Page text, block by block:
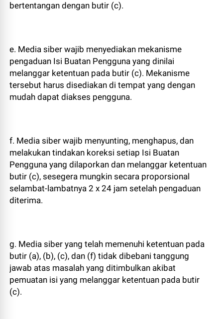
bertentangan dengan butir (c).
e. Media siber wajib menyediakan mekanisme
pengaduan Isi Buatan Pengguna yang dinilai
melanggar ketentuan pada butir (c). Mekanisme
tersebut harus disediakan di tempat yang dengan
mudah dapat diakses pengguna.
f. Media siber wajib menyunting, menghapus, dan
melakukan tindakan koreksi setiap Isi Buatan
Pengguna yang dilaporkan dan melanggar ketentuan
butir (c), sesegera mungkin secara proporsional
selambat-lambatnya 2 x 24 jam setelah pengaduan
diterima.
g. Media siber yang telah memenuhi ketentuan pada
butir (a), (b), (c), dan (f) tidak dibebani tanggung
jawab atas masalah yang ditimbulkan akibat
pemuatan isi yang melanggar ketentuan pada butir
(c).